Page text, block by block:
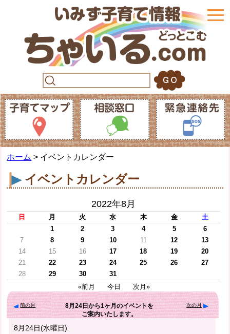
ホーム > イベントカレンダー
イベントカレンダー
2022年8月
日 月 火 水 木 金
土
1
2 3 4 5
6
7
8 9 10 11 12
13
14
15 16 17 18 19
20
21
22 23 24 25 26
27
28
29 30
31
«前月
今日 次月»
前の月 8月24日 から1ヶ月のイベントを
ご案内いたします。
次の月
8月24日(水曜日)